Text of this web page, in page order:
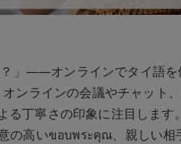
？」――オンラインでタイ語
ンラインの会議やチャット
る丁寧さの印象に注目しま
高いขอบพระคุณ、親しい相